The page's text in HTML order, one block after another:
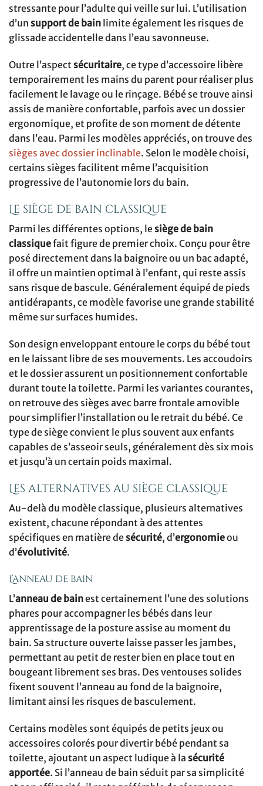
stressante pour l’adulte qui veille sur lui. L’utilisation
d’un support de bain limite également les risques de
glissade accidentelle dans l’eau savonneuse.
Outre l’aspect sécuritaire, ce type d’accessoire libère
temporairement les mains du parent pour réaliser plus
facilement le lavage ou le rinçage. Bébé se trouve ainsi
assis de manière confortable, parfois avec un dossier
ergonomique, et profite de son moment de détente
dans l’eau. Parmi les modèles appréciés, on trouve des
sièges avec dossier inclinable. Selon le modèle choisi,
certains sièges facilitent même l’acquisition
progressive de l’autonomie lors du bain.
Le siège de bain classique
Parmi les différentes options, le siège de bain
classiquefait figure de premier choix. Conçu pour être
posé directement dans la baignoire ou un bac adapté,
il offre un maintien optimal à l’enfant, qui reste assis
sans risque de bascule. Généralement équipé de pieds
antidérapants, ce modèle favorise une grande stabilité
même sur surfaces humides.
Son design enveloppant entoure le corps du bébé tout
en le laissant libre de ses mouvements. Les accoudoirs
et le dossier assurent un positionnement confortable
durant toute la toilette. Parmi les variantes courantes,
on retrouve des sièges avec barre frontale amovible
pour simplifier l’installation ou le retrait du bébé. Ce
type de siège convient le plus souvent aux enfants
capables de s’asseoir seuls, généralement dès six mois
et jusqu’à un certain poids maximal.
Les alternatives au siège classique
Au-delà du modèle classique, plusieurs alternatives
existent, chacune répondant à des attentes
spécifiques en matière de sécurité, d’ergonomieou
d’évolutivité.
L’anneau de bain
L’anneau de bainest certainement l’une des solutions
phares pour accompagner les bébés dans leur
apprentissage de la posture assise au moment du
bain. Sa structure ouverte laisse passer les jambes,
permettant au petit de rester bien en place tout en
bougeant librement ses bras. Des ventouses solides
fixent souvent l’anneau au fond de la baignoire,
limitant ainsi les risques de basculement.
Certains modèles sont équipés de petits jeux ou
accessoires colorés pour divertir bébé pendant sa
toilette, ajoutant un aspect ludique à la sécurité
apportée. Si l’anneau de bain séduit par sa simplicité